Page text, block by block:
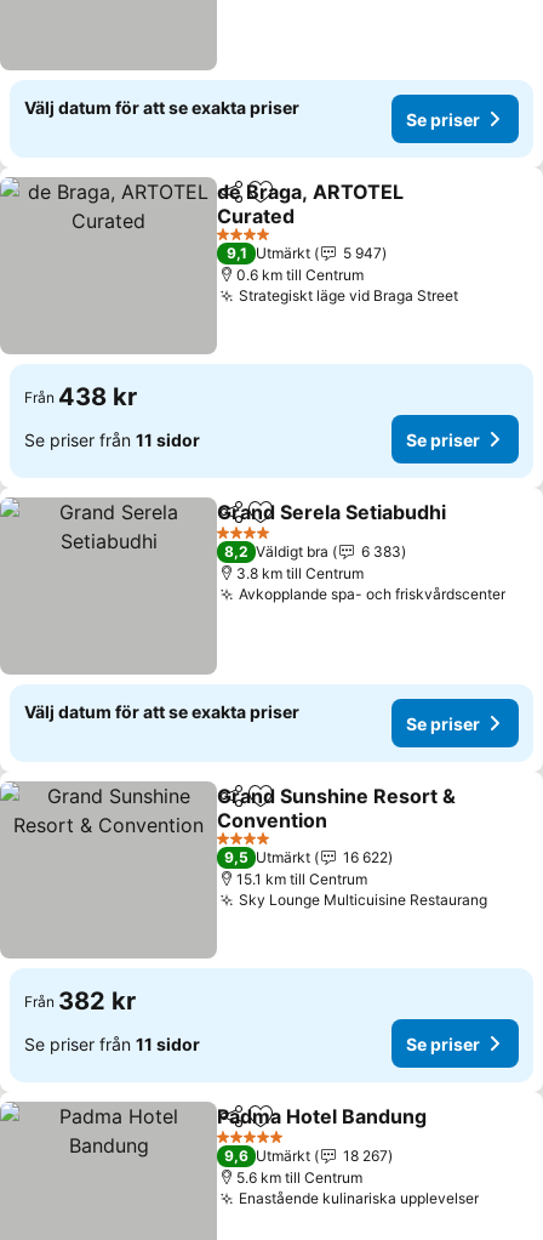
Välj datum för att se exakta priser
Se priser
Dela Lägg till i Mina Favoriter
de Braga, ARTOTEL
Curated
4 Stjärnor
9,1 Utmärkt
5 947
0.6 km till Centrum
Strategiskt läge vid Braga Street
Från 438 kr
Se priser från 11 sidor Se priser
Dela Lägg till i Mina Favoriter
Grand Serela Setiabudhi
4 Stjärnor
8,2 Väldigt bra
6 383
3.8 km till Centrum
Avkopplande spa- och friskvårdscenter
Välj datum för att se exakta priser
Se priser
Dela Lägg till i Mina Favoriter
Grand Sunshine Resort &
Convention
4 Stjärnor
9,5 Utmärkt
16 622
15.1 km till Centrum
Sky Lounge Multicuisine Restaurang
Från 382 kr
Se priser från 11 sidor Se priser
Dela Lägg till i Mina Favoriter
Padma Hotel Bandung
5 Stjärnor
9,6 Utmärkt
18 267
5.6 km till Centrum
Enastående kulinariska upplevelser